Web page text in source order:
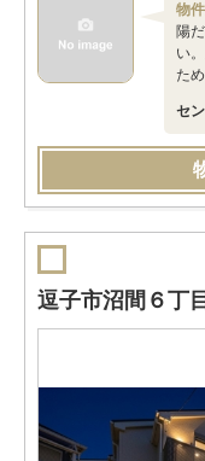
物
陽
い
た
セ
逗子市沼間６丁